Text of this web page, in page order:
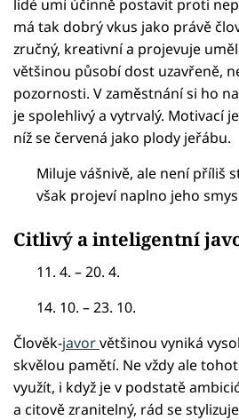
lidé umí účinně postavit proti
má tak dobrý vkus jako právě
zručný, kreativní a projevuje
většinou působí dost uzavřeně,
pozornosti. V zaměstnání si ho
je spolehlivý a vytrvalý. Motivací
níž se červená jako plody jeřábu.
Miluje vášnivě, ale není příliš
však projeví naplno jeho
Citlivý a inteligentní
11. 4. – 20. 4.
14. 10. – 23. 10.
Člověk-javorvětšinou vyniká
skvělou pamětí. Ne vždy ale
využít, i když je v podstatě
a citově zranitelný, rád se